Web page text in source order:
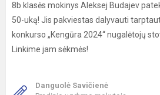
8b klasės mokinys Aleksej Budajev
50-uką! Jis pakviestas dalyvauti
konkurso „Kengūra 2024“ nugalėtojų
Linkime jam sėkmės!
Danguolė Savičienė